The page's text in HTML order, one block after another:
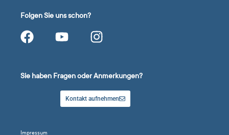
Folgen Sie uns schon?
Sie haben Fragen oder Anmerkungen?
Kontakt aufnehmen
Impressum